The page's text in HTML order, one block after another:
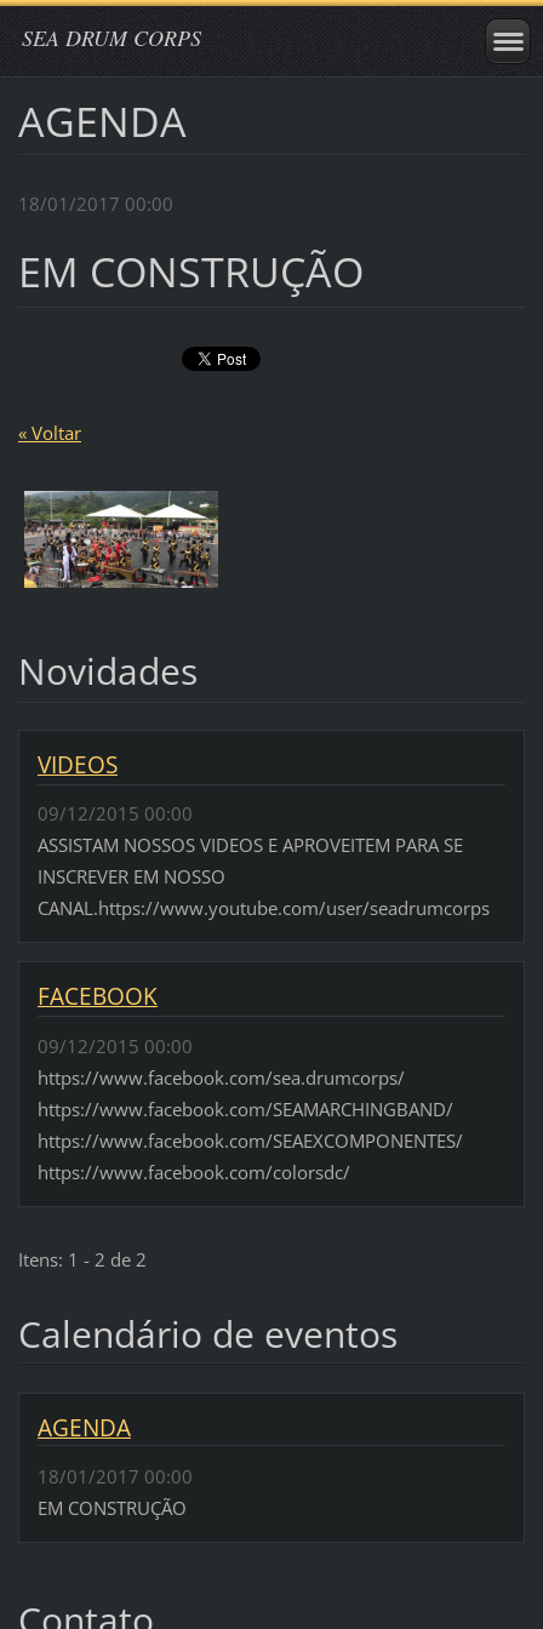
SEA DRUM CORPS
AGENDA
18/01/2017 00:00
EM CONSTRUÇÃO
« Voltar
Novidades
VIDEOS
09/12/2015 00:00
ASSISTAM NOSSOS VIDEOS E APROVEITEM PARA SE
INSCREVER EM NOSSO
CANAL.https://www.youtube.com/user/seadrumcorps
FACEBOOK
09/12/2015 00:00
https://www.facebook.com/sea.drumcorps/
https://www.facebook.com/SEAMARCHINGBAND/
https://www.facebook.com/SEAEXCOMPONENTES/
https://www.facebook.com/colorsdc/
Itens: 1 - 2 de 2
Calendário de eventos
AGENDA
18/01/2017 00:00
EM CONSTRUÇÃO